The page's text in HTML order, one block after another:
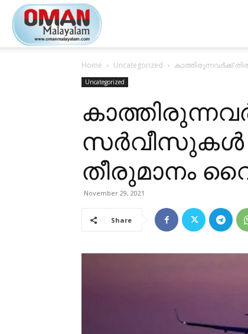
Malayalam
Home Uncategorized കാത്തിരുന്നവർക്ക്
Uncategorized
സർവീസുകൾ
തീരുമാനം
November 29, 2021
Share